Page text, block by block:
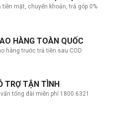
mở rộng cho người dùng thì Asus ROG
A, RJ-45, Jack Microphone 3.5mm,
tiền mặt, chuyển khoản, trả góp 0%
HÀNG TOÀN QUỐC
hàng trước trả tiền sau COD
TRỢ TẬN TÌNH
tổng đài miễn phí 1800.6321